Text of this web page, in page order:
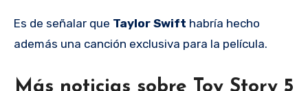
Es de señalar que Taylor Swift habría hecho
además una canción exclusiva para la película.
Más noticias sobre Toy Story 5